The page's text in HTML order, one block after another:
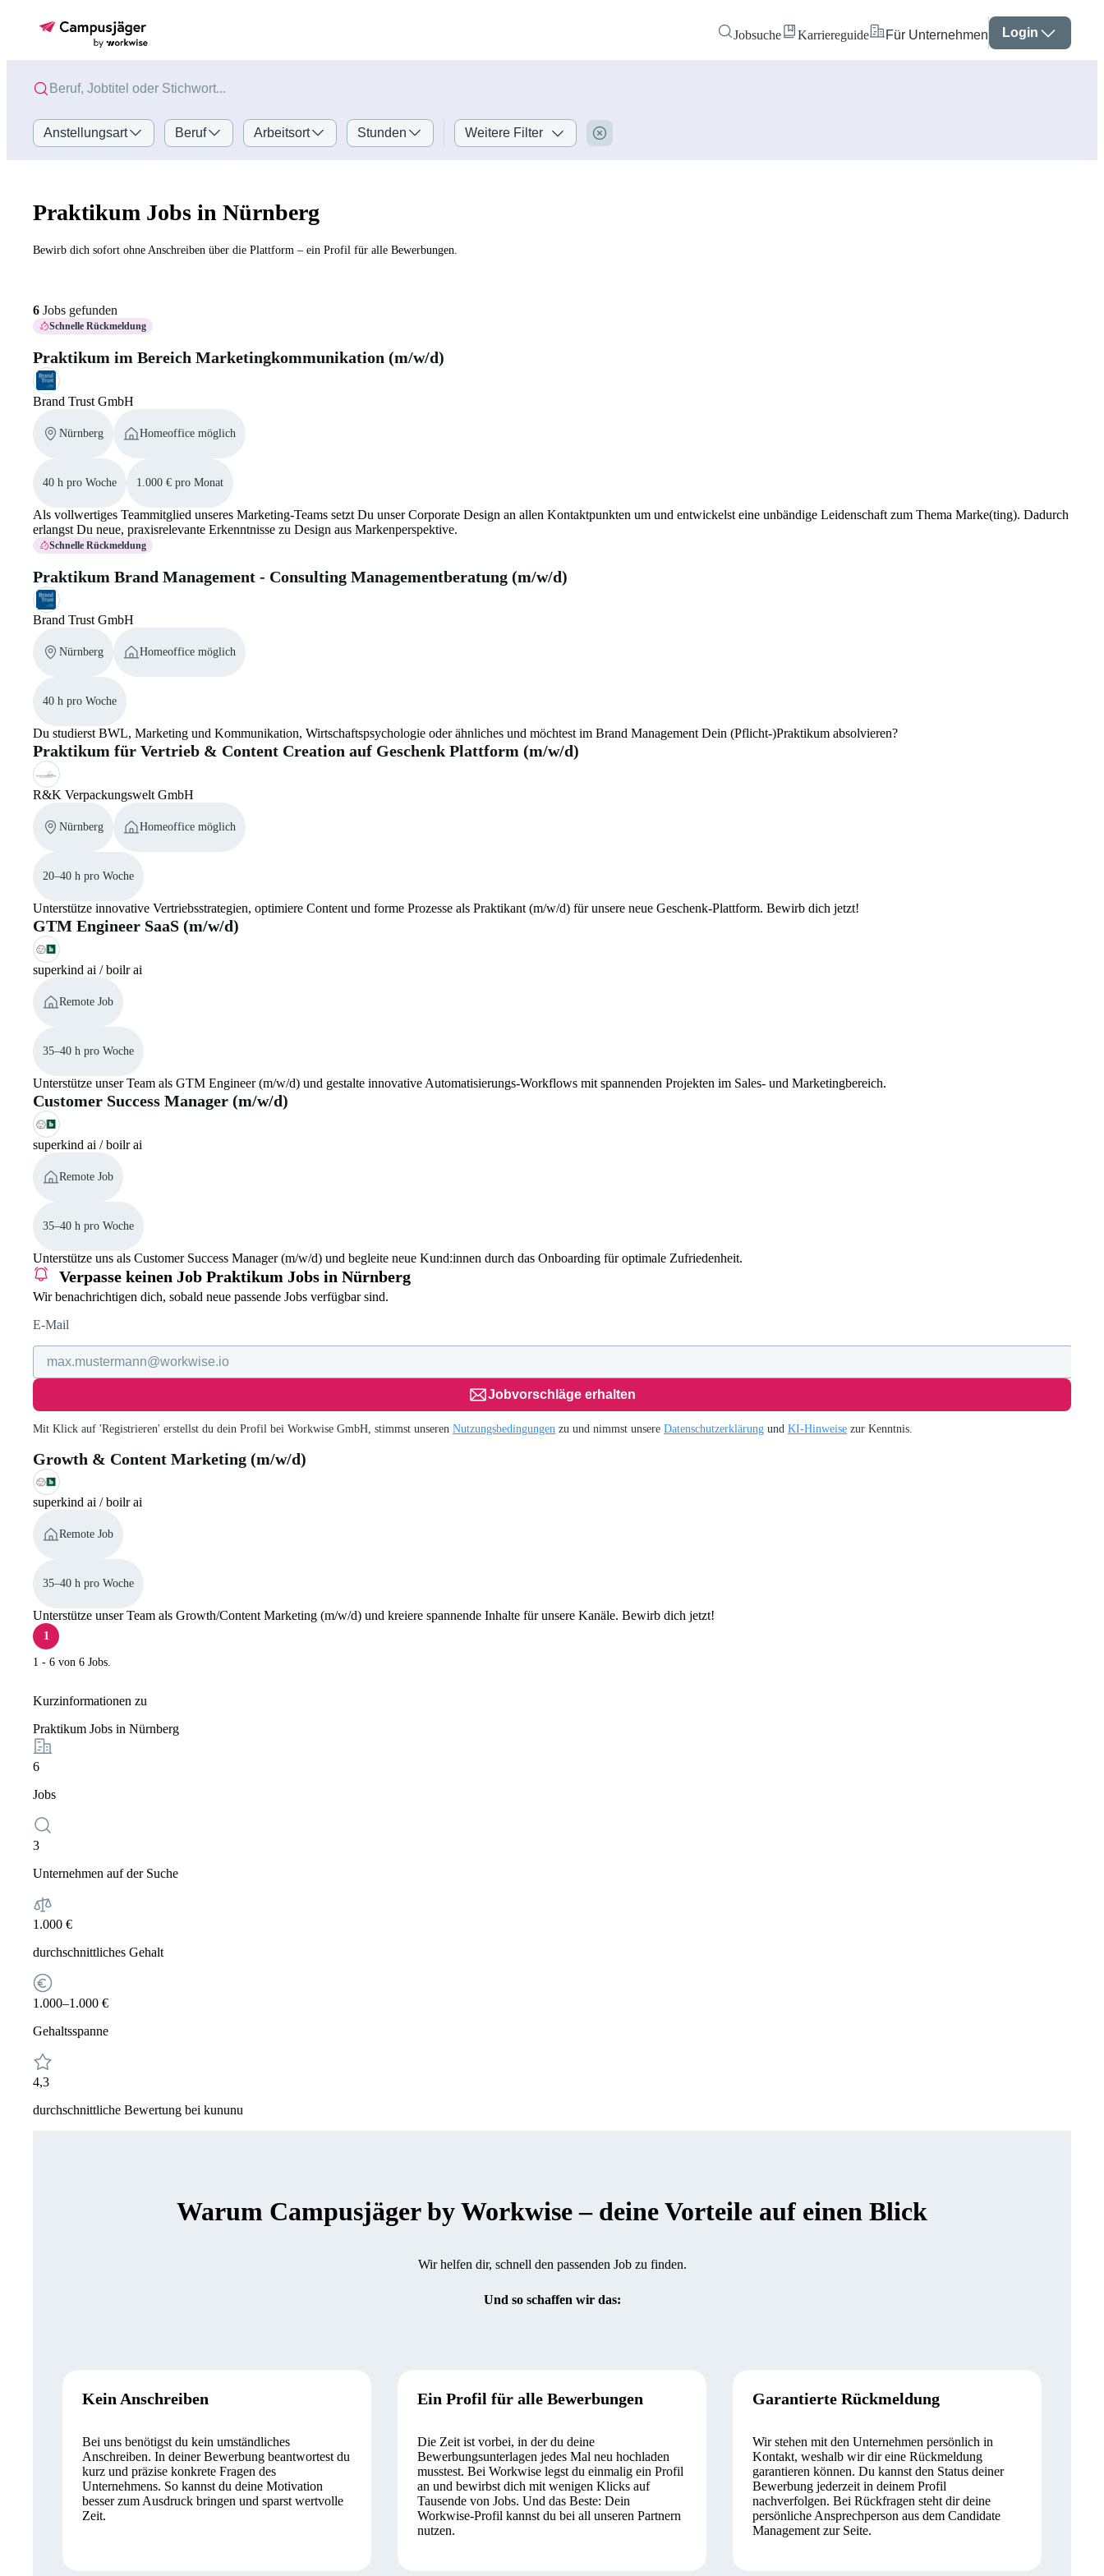
Jobsuche Karriereguide Für Unternehmen Login
Anstellungsart Beruf Arbeitsort Stunden Weitere Filter
Praktikum Jobs in Nürnberg
Bewirb dich sofort ohne Anschreiben über die Plattform – ein Profil für alle Bewerbungen.
6 Jobs gefunden
Schnelle Rückmeldung
Praktikum im Bereich Marketingkommunikation (m/w/d)
Brand Trust GmbH
Nürnberg Homeoffice möglich
40 h pro Woche 1.000 € pro Monat
Als vollwertiges Teammitglied unseres Marketing-Teams setzt Du unser Corporate Design an allen Kontaktpunkten um und entwickelst eine unbändige Leidenschaft zum Thema Marke(ting). Dadurch
erlangst Du neue, praxisrelevante Erkenntnisse zu Design aus Markenperspektive.
Schnelle Rückmeldung
Praktikum Brand Management - Consulting Managementberatung (m/w/d)
Brand Trust GmbH
Nürnberg Homeoffice möglich
40 h pro Woche
Du studierst BWL, Marketing und Kommunikation, Wirtschaftspsychologie oder ähnliches und möchtest im Brand Management Dein (Pflicht-)Praktikum absolvieren?
Praktikum für Vertrieb & Content Creation auf Geschenk Plattform (m/w/d)
R&K Verpackungswelt GmbH
Nürnberg Homeoffice möglich
20–40 h pro Woche
Unterstütze innovative Vertriebsstrategien, optimiere Content und forme Prozesse als Praktikant (m/w/d) für unsere neue Geschenk-Plattform. Bewirb dich jetzt!
GTM Engineer SaaS (m/w/d)
superkind ai / boilr ai
Remote Job
35–40 h pro Woche
Unterstütze unser Team als GTM Engineer (m/w/d) und gestalte innovative Automatisierungs-Workflows mit spannenden Projekten im Sales- und Marketingbereich.
Customer Success Manager (m/w/d)
superkind ai / boilr ai
Remote Job
35–40 h pro Woche
Unterstütze uns als Customer Success Manager (m/w/d) und begleite neue Kund:innen durch das Onboarding für optimale Zufriedenheit.
Verpasse keinen Job Praktikum Jobs in Nürnberg
Wir benachrichtigen dich, sobald neue passende Jobs verfügbar sind.
E-Mail
Jobvorschläge erhalten
Mit Klick auf 'Registrieren' erstellst du dein Profil bei Workwise GmbH, stimmst unserenNutzungsbedingungen zu und nimmst unsereDatenschutzerklärung undKI-Hinweise zur Kenntnis.
Growth & Content Marketing (m/w/d)
superkind ai / boilr ai
Remote Job
35–40 h pro Woche
Unterstütze unser Team als Growth/Content Marketing (m/w/d) und kreiere spannende Inhalte für unsere Kanäle. Bewirb dich jetzt!
1
1 - 6 von 6 Jobs.
Kurzinformationen zu
Praktikum Jobs in Nürnberg
6
Jobs
3
Unternehmen auf der Suche
1.000 €
durchschnittliches Gehalt
1.000–1.000 €
Gehaltsspanne
4,3
durchschnittliche Bewertung bei kununu
Warum Campusjäger by Workwise – deine Vorteile auf einen Blick
Wir helfen dir, schnell den passenden Job zu finden.
Und so schaffen wir das:
Kein Anschreiben
Bei uns benötigst du kein umständliches
Anschreiben. In deiner Bewerbung beantwortest du
kurz und präzise konkrete Fragen des
Unternehmens. So kannst du deine Motivation
besser zum Ausdruck bringen und sparst wertvolle
Zeit.
Ein Profil für alle Bewerbungen
Die Zeit ist vorbei, in der du deine
Bewerbungsunterlagen jedes Mal neu hochladen
musstest. Bei Workwise legst du einmalig ein Profil
an und bewirbst dich mit wenigen Klicks auf
Tausende von Jobs. Und das Beste: Dein
Workwise-Profil kannst du bei all unseren Partnern
nutzen.
Garantierte Rückmeldung
Wir stehen mit den Unternehmen persönlich in
Kontakt, weshalb wir dir eine Rückmeldung
garantieren können. Du kannst den Status deiner
Bewerbung jederzeit in deinem Profil
nachverfolgen. Bei Rückfragen steht dir deine
persönliche Ansprechperson aus dem Candidate
Management zur Seite.